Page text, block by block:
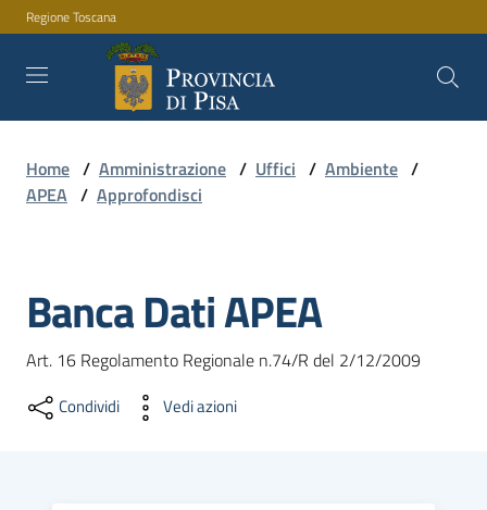
Vai al contenuto
Vai alla navigazione
Vai al footer
Regione Toscana
Amministrazione
Novità
Home / Amministrazione / Uffici / Ambiente /
APEA / Approfondisci
Banca Dati APEA
Art. 16 Regolamento Regionale n.74/R del 2/12/2009
Condividi Vedi azioni